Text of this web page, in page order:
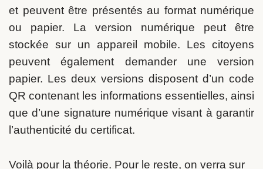
et peuvent être présentés au format numérique
ou papier. La version numérique peut être
stockée sur un appareil mobile. Les citoyens
peuvent également demander une version
papier. Les deux versions disposent d’un code
QR contenant les informations essentielles, ainsi
que d’une signature numérique visant à garantir
l’authenticité du certificat.
Voilà pour la théorie. Pour le reste, on verra sur